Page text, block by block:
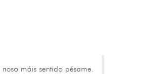
máis sentido pésame.